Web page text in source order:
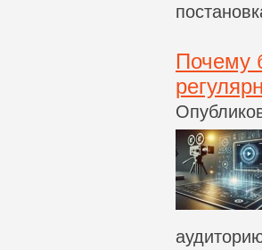
Почему